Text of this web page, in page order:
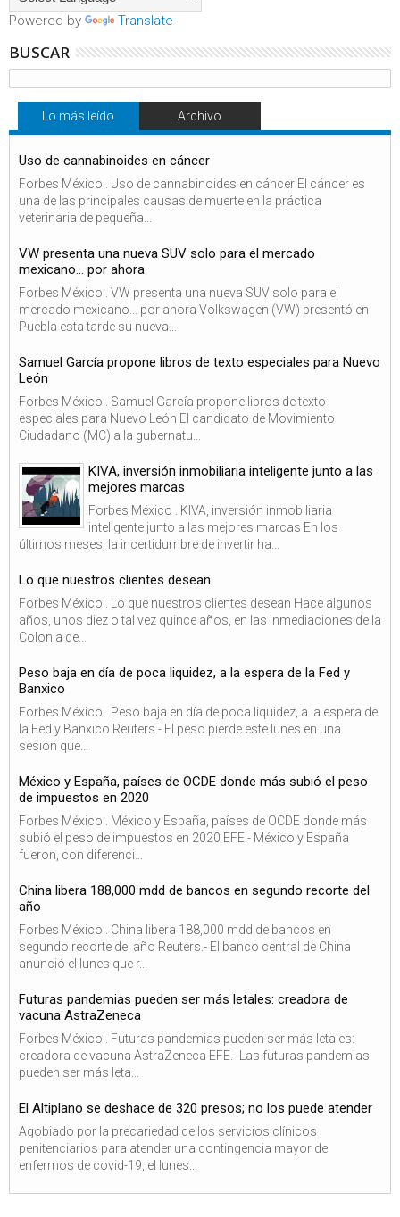
Powered by Translate
BUSCAR
Lo más leído Archivo
Uso de cannabinoides en cáncer
Forbes México . Uso de cannabinoides en cáncer El cáncer es
una de las principales causas de muerte en la práctica
veterinaria de pequeña...
VW presenta una nueva SUV solo para el mercado
mexicano… por ahora
Forbes México . VW presenta una nueva SUV solo para el
mercado mexicano… por ahora Volkswagen (VW) presentó en
Puebla esta tarde su nueva...
Samuel García propone libros de texto especiales para Nuevo
León
Forbes México . Samuel García propone libros de texto
especiales para Nuevo León El candidato de Movimiento
Ciudadano (MC) a la gubernatu...
KIVA, inversión inmobiliaria inteligente junto a las
mejores marcas
Forbes México . KIVA, inversión inmobiliaria
inteligente junto a las mejores marcas En los
últimos meses, la incertidumbre de invertir ha...
Lo que nuestros clientes desean
Forbes México . Lo que nuestros clientes desean Hace algunos
años, unos diez o tal vez quince años, en las inmediaciones de la
Colonia de...
Peso baja en día de poca liquidez, a la espera de la Fed y
Banxico
Forbes México . Peso baja en día de poca liquidez, a la espera de
la Fed y Banxico Reuters.- El peso pierde este lunes en una
sesión que...
México y España, países de OCDE donde más subió el peso
de impuestos en 2020
Forbes México . México y España, países de OCDE donde más
subió el peso de impuestos en 2020 EFE.- México y España
fueron, con diferenci...
China libera 188,000 mdd de bancos en segundo recorte del
año
Forbes México . China libera 188,000 mdd de bancos en
segundo recorte del año Reuters.- El banco central de China
anunció el lunes que r...
Futuras pandemias pueden ser más letales: creadora de
vacuna AstraZeneca
Forbes México . Futuras pandemias pueden ser más letales:
creadora de vacuna AstraZeneca EFE.- Las futuras pandemias
pueden ser más leta...
El Altiplano se deshace de 320 presos; no los puede atender
Agobiado por la precariedad de los servicios clínicos
penitenciarios para atender una contingencia mayor de
enfermos de covid-19, el lunes...